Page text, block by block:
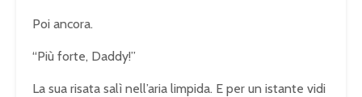
Poi ancora.
“Più forte, Daddy!”
La sua risata salì nell’aria limpida. E per un istante vidi